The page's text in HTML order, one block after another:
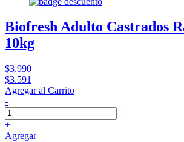
Biofresh Adulto Castrados
10kg
$3.990
$3.591
Agregar al Carrito
-
+
Agregar